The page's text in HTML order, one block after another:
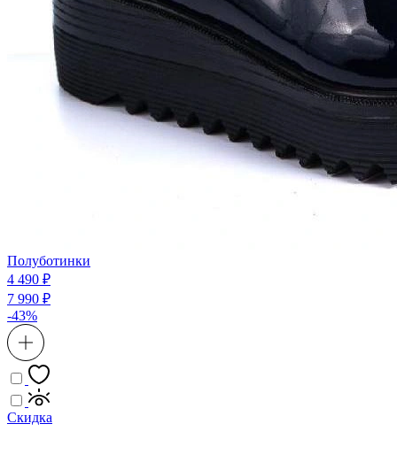
Полуботинки
4 490 ₽
7 990 ₽
-43%
Скидка